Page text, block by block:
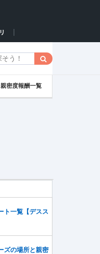
親密度報酬一覧
ト一覧【デスス
ズの場所と親密